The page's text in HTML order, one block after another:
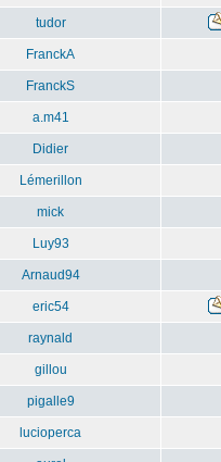
tudor
FranckA
FranckS
a.m41
Didier
Lémerillon
mick
Luy93
Arnaud94
eric54
raynald
gillou
pigalle9
lucioperca